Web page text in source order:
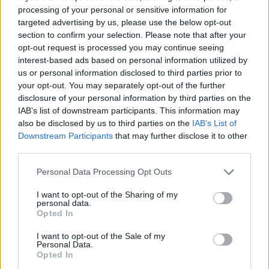
processing of your personal or sensitive information for
targeted advertising by us, please use the below opt-out
section to confirm your selection. Please note that after your
opt-out request is processed you may continue seeing
interest-based ads based on personal information utilized by
us or personal information disclosed to third parties prior to
your opt-out. You may separately opt-out of the further
disclosure of your personal information by third parties on the
IAB’s list of downstream participants. This information may
also be disclosed by us to third parties on the IAB’s List of
Downstream Participants that may further disclose it to other
Please note that this website/app uses one or more Google
not limited to your visit or usage behaviour. You may click to
grant or deny consent to Google and its third-party tags to
use your data for below specified purposes in below Google
consent section.
Personal Data Processing Opt Outs
I want to opt-out of the Sharing of my
personal data.
Opted In
I want to opt-out of the Sale of my
Personal Data.
Opted In
A monte-carlói tévéfesztivál mezőnye
tűpontosan mutatja, hogyan változik a
nemzetközi televíziózás
Kettősen mér a Médiatanács mércéje
Brasco, mínusz lövöldözés